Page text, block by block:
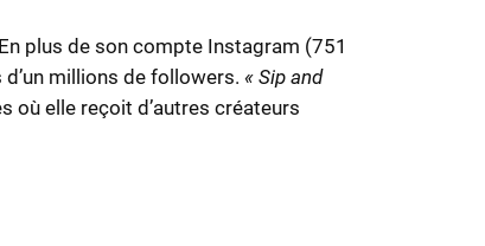
plus de son compte Instagram (751
millions de followers. « Sip and
où elle reçoit d’autres créateurs